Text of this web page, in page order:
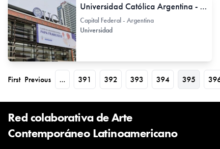
Universidad Católica Argentina - UCA
Capital Federal - Argentina
Universidad
First Previous ... 391 392 393 394 395
Red colaborativa de Arte
Contemporáneo Latinoamericano